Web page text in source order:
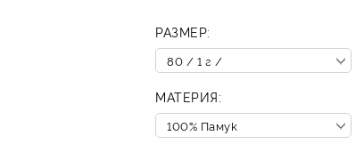
РАЗМЕР:
МАТЕРИЯ: